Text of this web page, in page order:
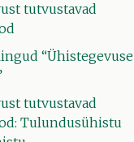
tutvustavad
“Ühistegevuse
tutvustavad
Tulundusühistu